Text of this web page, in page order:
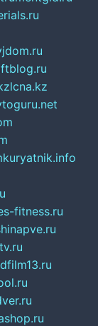
lcna.kz
kuryatnik.info
fitness.ru